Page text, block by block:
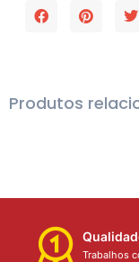
Produtos
Trabalhos